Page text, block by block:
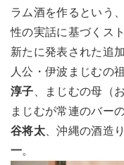
ラム酒を作るという
性の実話に基づくス
新たに発表された追
人公・伊波まじむの
淳子 、まじむの母（
まじむが常連のバー
谷将太、沖縄の酒造
一。